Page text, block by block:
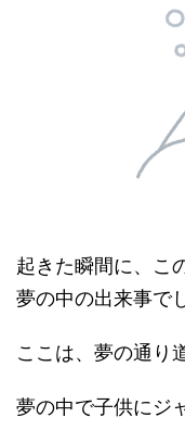
起きた瞬間に、こ
夢の中の出来事で
ここは、夢の通り
夢の中で子供にジ